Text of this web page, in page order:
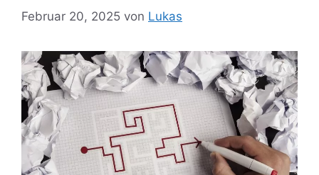
Februar 20, 2025 von Lukas